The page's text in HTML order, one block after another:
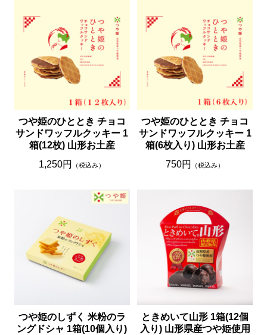
つや姫のひととき チョコ
サンドワッフルクッキー 1
箱(12枚) 山形お土産
1,250円
（税込み）
つや姫のひととき チョコ
サンドワッフルクッキー 1
箱(6枚入り) 山形お土産
750円
（税込み）
つや姫のしずく 米粉のラ
ングドシャ 1箱(10個入り)
ときめいて山形 1箱(12個
入り) 山形県産つや姫使用